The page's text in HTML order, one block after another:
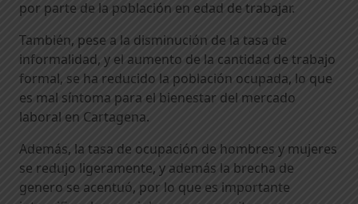
por parte de la población en edad de trabajar.
También, pese a la disminución de la tasa de
informalidad, y el aumento de la cantidad de trabajo
formal, se ha reducido la población ocupada, lo que
es mal síntoma para el bienestar del mercado
laboral en Cartagena.
Además, la tasa de ocupación de hombres y mujeres
se redujo ligeramente, y además la brecha de
genero se acentuó, por lo que es importante